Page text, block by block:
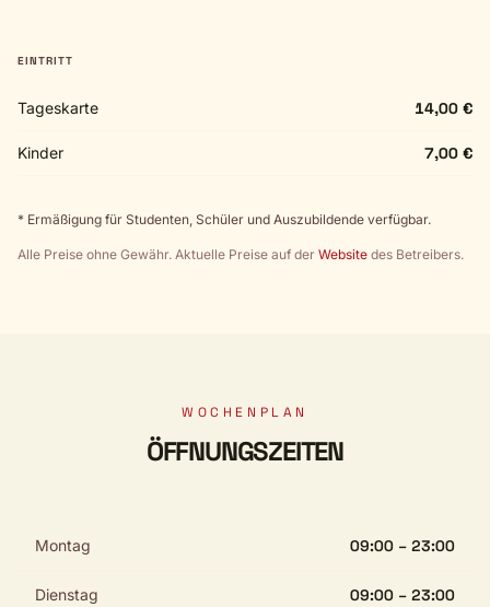
EINTRITT
Tageskarte 14,00 €
Kinder 7,00 €
* Ermäßigung für Studenten, Schüler und Auszubildende verfügbar.
Alle Preise ohne Gewähr. Aktuelle Preise auf der Website des Betreibers.
WOCHENPLAN
ÖFFNUNGSZEITEN
Montag 09:00 – 23:00
Dienstag 09:00 – 23:00